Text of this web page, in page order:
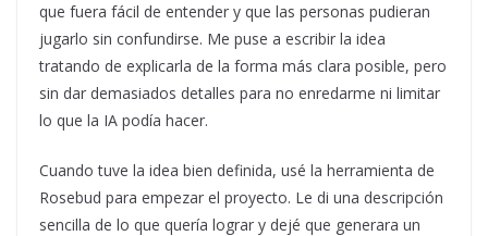
que fuera fácil de entender y que las personas pudieran
jugarlo sin confundirse. Me puse a escribir la idea
tratando de explicarla de la forma más clara posible, pero
sin dar demasiados detalles para no enredarme ni limitar
lo que la IA podía hacer.
Cuando tuve la idea bien definida, usé la herramienta de
Rosebud para empezar el proyecto. Le di una descripción
sencilla de lo que quería lograr y dejé que generara un